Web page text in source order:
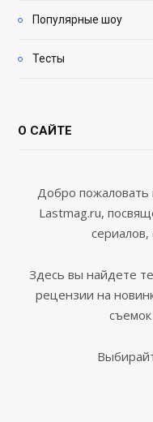
Популярные шоу
Тесты
О САЙТЕ
Добро пожаловать
Lastmag.ru,
Здесь вы найдете
рецензии на